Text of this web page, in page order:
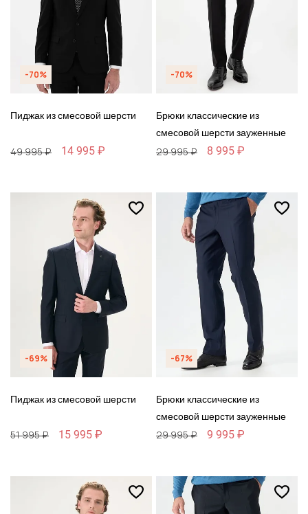
-70%
Пиджак из смесовой шерсти
49 995 ₽ 14 995 ₽
-70%
Брюки классические из
смесовой шерсти зауженные
29 995 ₽ 8 995 ₽
-69%
Пиджак из смесовой шерсти
51 995 ₽ 15 995 ₽
-67%
Брюки классические из
смесовой шерсти зауженные
29 995 ₽ 9 995 ₽